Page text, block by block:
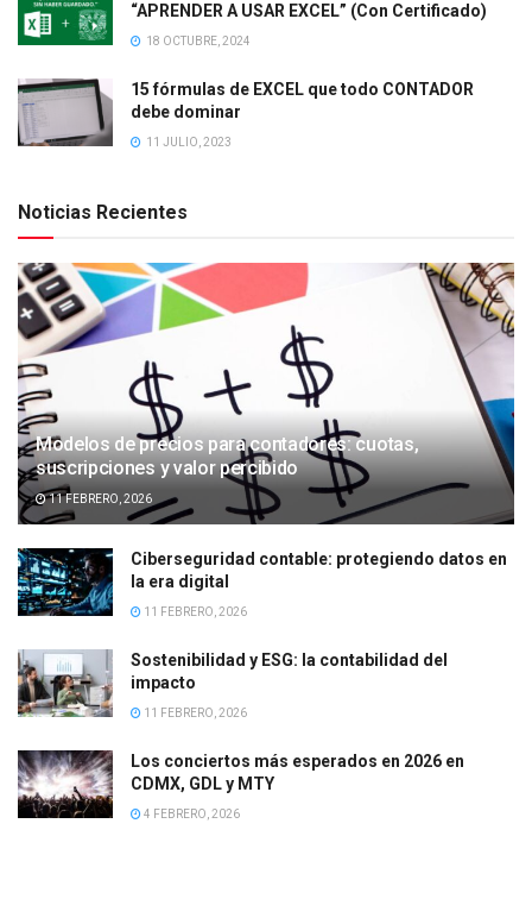
“APRENDER A USAR EXCEL” (Con Certificado)
18 OCTUBRE, 2024
15 fórmulas de EXCEL que todo CONTADOR
debe dominar
11 JULIO, 2023
Noticias Recientes
Modelos de precios para contadores: cuotas,
suscripciones y valor percibido
11 FEBRERO, 2026
Ciberseguridad contable: protegiendo datos en
la era digital
11 FEBRERO, 2026
Sostenibilidad y ESG: la contabilidad del
impacto
11 FEBRERO, 2026
Los conciertos más esperados en 2026 en
CDMX, GDL y MTY
4 FEBRERO, 2026